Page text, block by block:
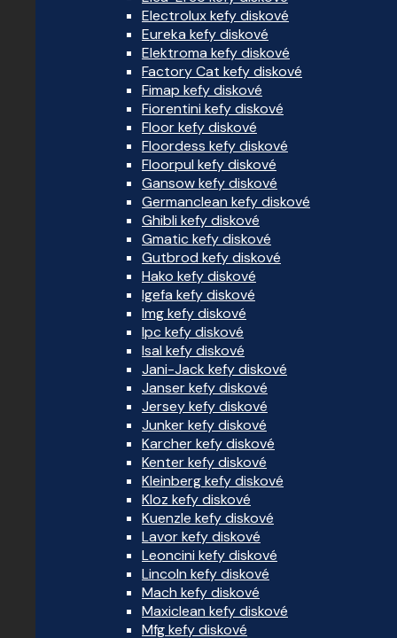
Electrolux kefy diskové
Eureka kefy diskové
Elektroma kefy diskové
Factory Cat kefy diskové
Fimap kefy diskové
Fiorentini kefy diskové
Floor kefy diskové
Floordess kefy diskové
Floorpul kefy diskové
Gansow kefy diskové
Germanclean kefy diskové
Ghibli kefy diskové
Gmatic kefy diskové
Gutbrod kefy diskové
Hako kefy diskové
Igefa kefy diskové
Img kefy diskové
Ipc kefy diskové
Isal kefy diskové
Jani-Jack kefy diskové
Janser kefy diskové
Jersey kefy diskové
Junker kefy diskové
Karcher kefy diskové
Kenter kefy diskové
Kleinberg kefy diskové
Kloz kefy diskové
Kuenzle kefy diskové
Lavor kefy diskové
Leoncini kefy diskové
Lincoln kefy diskové
Mach kefy diskové
Maxiclean kefy diskové
Mfg kefy diskové